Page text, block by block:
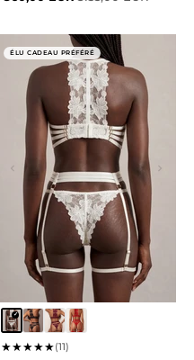
ÉLU CADEAU PRÉFÉRÉ
★★★★★(11)